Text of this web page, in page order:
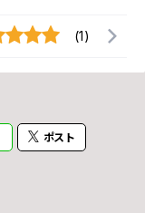
(1)
ポスト